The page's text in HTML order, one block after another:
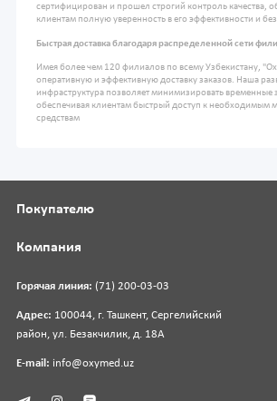
сертифицирован и прошел строгий контроль качества,
клиентам полную уверенность в его эффективности и
Быстрая доставка благодаря распределенной сети
Имея более чем 120 филиалов по всему Узбекистану,
оперативную и эффективную доставку заказов. Наша
инфраструктура позволяет минимизировать временные
обеспечивая клиентам быстрый доступ к необходимым
средствам
Горячая линия: (71) 200-03-03
Адрес: 100044, г. Ташкент, Сергелийский
район, ул. Безакчилик, д. 18А
E-mail: info@oxymed.uz
Покупателю
Компания